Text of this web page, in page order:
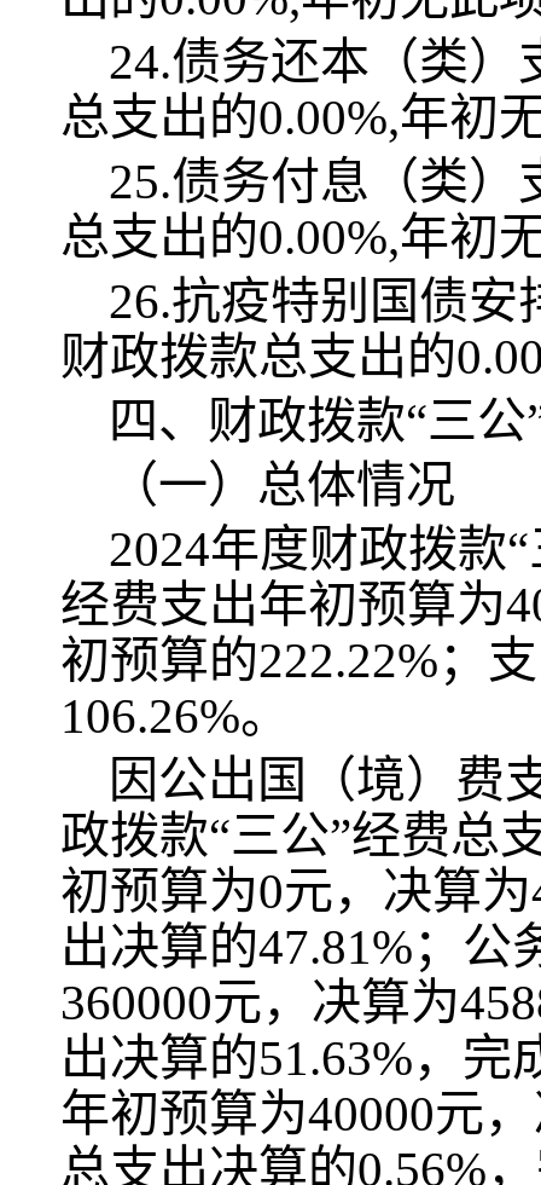
24.债务还本（类）
总支出的0.00%,年初
25.债务付息（类）
总支出的0.00%,年初
26.抗疫特别国债安
财政拨款总支出的
四、 财政拨款“三
（一）总体情况
2024年度财政拨款
经费支出年初预算为
初预算的222.22%；
106.26%。
因公出国（境）费
政拨款“三公”经费总
初预算为0元，决算为
出决算的47.81%；公
360000元，决算为
出决算的51.63%，完
年初预算为40000元
总支出决算的0.56%